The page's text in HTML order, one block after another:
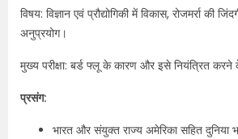
विषय: विज्ञान एवं प्रौद्योगिकी में विकास, रोजमर्रा की
अनुप्रयोग।
मुख्य परीक्षा: बर्ड फ्लू के कारण और इसे नियंत्रित
प्रसंग:
भारत और संयुक्त राज्य अमेरिका सहित दुनिया